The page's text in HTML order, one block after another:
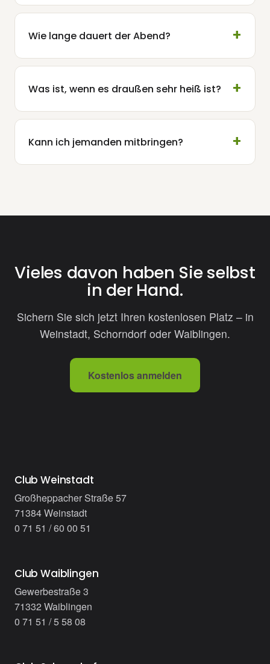
Wie lange dauert der Abend?
Was ist, wenn es draußen sehr heiß ist?
Kann ich jemanden mitbringen?
Vieles davon haben Sie selbst
in der Hand.
Sichern Sie sich jetzt Ihren kostenlosen Platz – in
Weinstadt, Schorndorf oder Waiblingen.
Kostenlos anmelden
Club Weinstadt
Großheppacher Straße 57
71384 Weinstadt
0 71 51 / 60 00 51
Club Waiblingen
Gewerbestraße 3
71332 Waiblingen
0 71 51 / 5 58 08